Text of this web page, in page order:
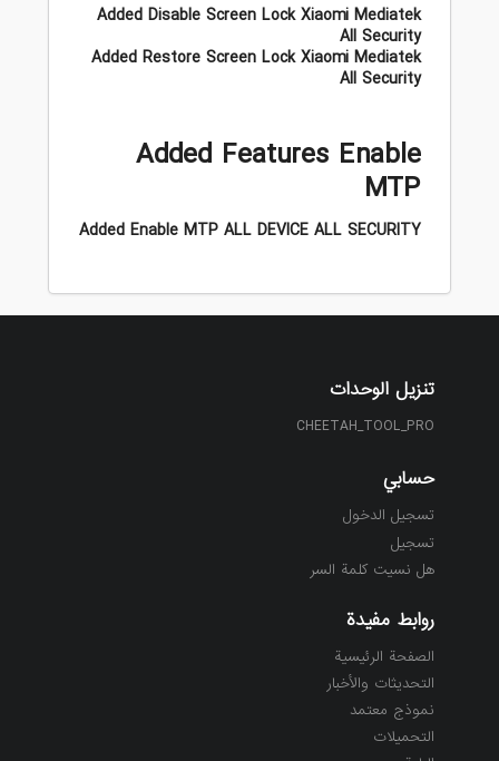
Added Disable Screen Lock Xiaomi Mediatek
All Security
Added Restore Screen Lock Xiaomi Mediatek
All Security
Added Features Enable
MTP
Added Enable MTP ALL DEVICE ALL SECURITY
تنزيل الوحدات
CHEETAH_TOOL_PRO
حسابي
تسجيل الدخول
تسجيل
هل نسيت كلمة السر
روابط مفيدة
الصفحة الرئيسية
التحديثات والأخبار
نموذج معتمد
التحميلات